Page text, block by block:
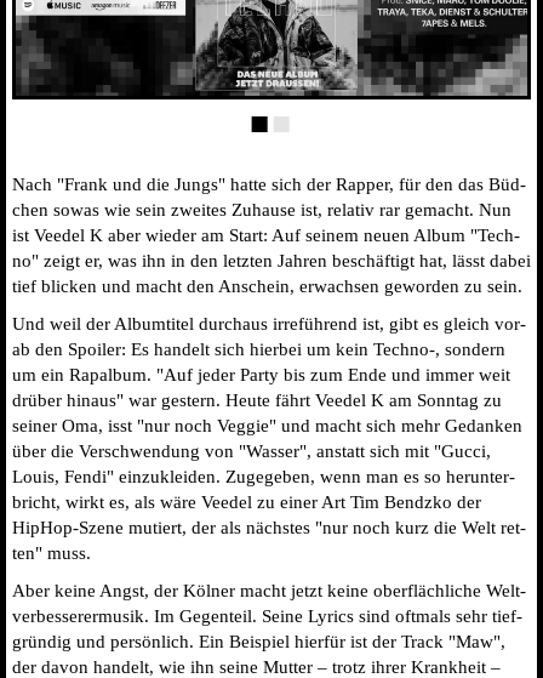
■■
Nach "Frank und die Jungs" hat­te sich der Rap­per, für den das Büd­
chen sowas wie sein zwei­tes Zuhau­se ist, rela­tiv rar gemacht. Nun
ist Vee­del K aber wie­der am Start: Auf sei­nem neu­en Album "Tech­
no" zeigt er, was ihn in den letz­ten Jah­ren beschäf­tigt hat, lässt dabei
tief bli­cken und macht den Anschein, erwach­sen gewor­den zu sein.
Und weil der Album­ti­tel durch­aus irre­füh­rend ist, gibt es gleich vor­
ab den Spoi­ler: Es han­delt sich hier­bei um kein Techno-, son­dern
um ein Rapal­bum. "Auf jeder Par­ty bis zum Ende und immer weit
drü­ber hin­aus" war ges­tern. Heu­te fährt Vee­del K am Sonn­tag zu
sei­ner Oma, isst "nur noch Veg­gie" und macht sich mehr Gedan­ken
über die Ver­schwen­dung von "Was­ser", anstatt sich mit "Guc­ci,
Lou­is, Fen­di" ein­zu­klei­den. Zuge­ge­ben, wenn man es so her­un­ter­
bricht, wirkt es, als wäre Vee­del zu einer Art Tim Bendzko der
HipHop-​Szene mutiert, der als nächs­tes "nur noch kurz die Welt ret­
ten" muss.
Aber kei­ne Angst, der Köl­ner macht jetzt kei­ne ober­fläch­li­che Welt­
ver­bes­ser­er­mu­sik. Im Gegen­teil. Sei­ne Lyrics sind oft­mals sehr tief­
grün­dig und per­sön­lich. Ein Bei­spiel hier­für ist der Track "Maw",
der davon han­delt, wie ihn sei­ne Mut­ter – trotz ihrer Krank­heit –